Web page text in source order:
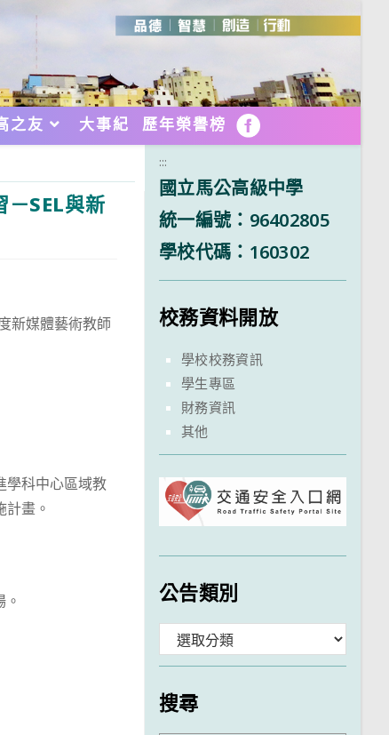
之友 大事紀 歷年榮譽榜 FB
SEL與新
新媒體藝術教師
學科中心區域教
畫。
:::
國立馬公高級中學
統一編號：96402805
學校代碼：160302
校務資料開放
學校校務資訊
學生專區
財務資訊
其他
公告類別
類
搜尋